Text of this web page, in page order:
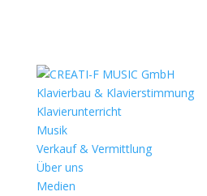
Klavierbau & Klavierstimmung
Klavierunterricht
Musik
Verkauf & Vermittlung
Über uns
Medien